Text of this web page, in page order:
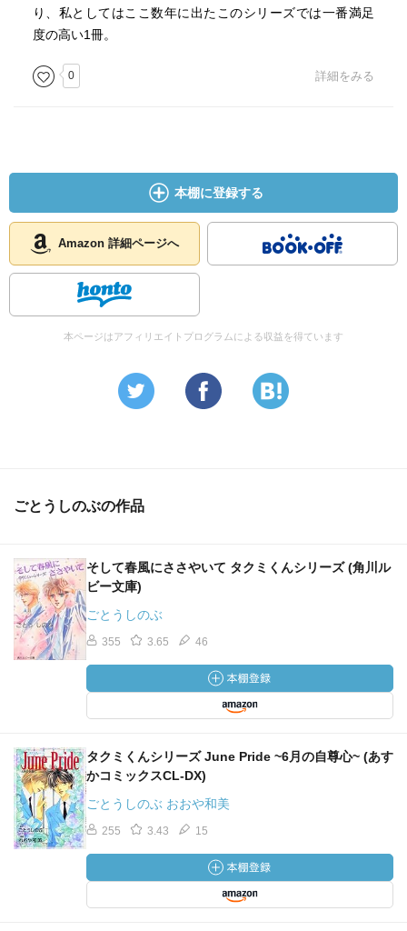
り、私としてはここ数年に出たこのシリーズでは一番満足
度の高い1冊。
0 詳細をみる
本棚に登録する
Amazon 詳細ページへ
本ページはアフィリエイトプログラムによる収益を得ています
ごとうしのぶの作品
そして春風にささやいて タクミくんシリーズ (角川ル
ビー文庫)
ごとうしのぶ
355 3.65 46
タクミくんシリーズ June Pride ~6月の自尊心~ (あす
かコミックスCL-DX)
ごとうしのぶ おおや和美
255 3.43 15